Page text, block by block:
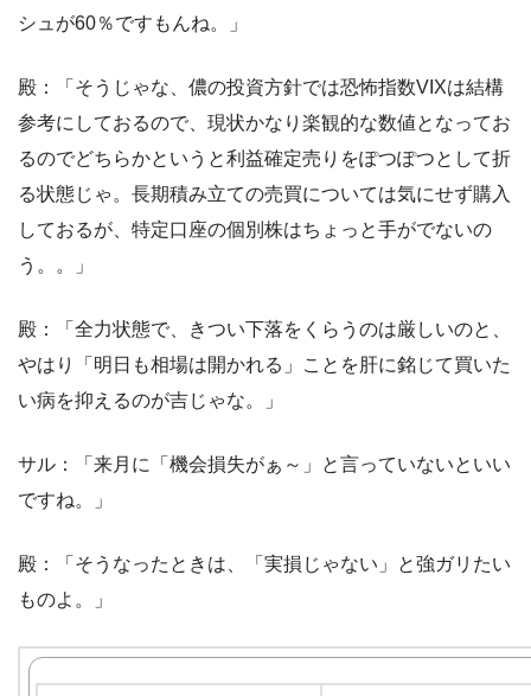
シュが60％ですもんね。」
殿：「そうじゃな、儂の投資方針では恐怖指数VIXは結構
参考にしておるので、現状かなり楽観的な数値となってお
るのでどちらかというと利益確定売りをぽつぽつとして折
る状態じゃ。長期積み立ての売買については気にせず購入
しておるが、特定口座の個別株はちょっと手がでないの
う。。」
殿：「全力状態で、きつい下落をくらうのは厳しいのと、
やはり「明日も相場は開かれる」ことを肝に銘じて買いた
い病を抑えるのが吉じゃな。」
サル：「来月に「機会損失がぁ～」と言っていないといい
ですね。」
殿：「そうなったときは、「実損じゃない」と強ガリたい
ものよ。」